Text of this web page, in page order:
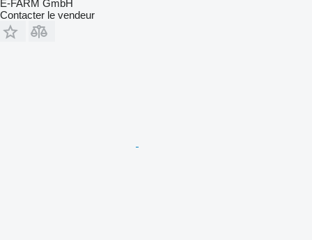
E-FARM GmbH
Contacter le vendeur